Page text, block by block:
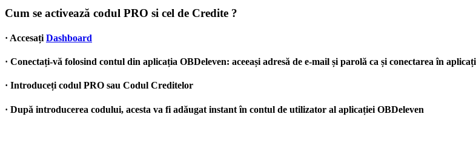
Cum se activează codul PRO si cel de Credite ?
· Accesați Dashboard
· Conectați-vă folosind contul din aplicația OBDeleven: aceeași adresă de e-mail și parolă ca și conectarea în
· Introduceți codul PRO sau Codul Creditelor
· După introducerea codului, acesta va fi adăugat instant în contul de utilizator al aplicației OBDeleven